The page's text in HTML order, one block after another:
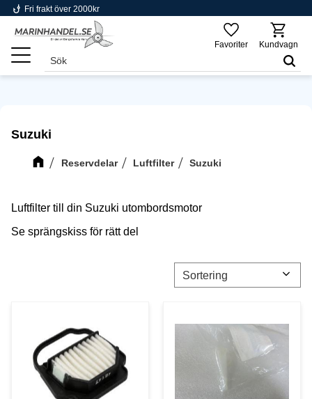
Meny
phishing Fri frakt över 2000kr
Favoriter Kundvagn
Suzuki
Reservdelar Luftfilter Suzuki
Luftfilter till din Suzuki utombordsmotor
Se sprängskiss för rätt del
Välj sortering